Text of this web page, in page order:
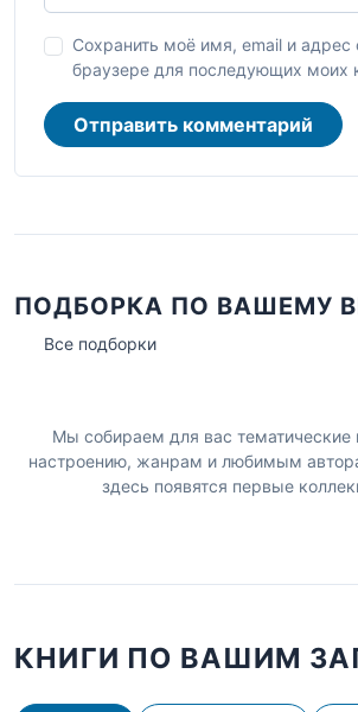
Сохранить моё имя, email и адрес
браузере для последующих моих
Отправить комментарий
ПОДБОРКА ПО ВАШЕМУ
Все подборки
Мы собираем для вас
настроению, жанрам и любимым
здесь появятся первые
КНИГИ ПО ВАШИМ